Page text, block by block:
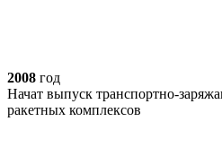
2008 год
Начат выпуск транспортно-
ракетных комплексов